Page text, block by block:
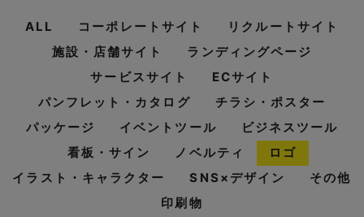
ALL コーポレートサイト
リクルートサイト
施設・店舗サイト
ランディングページ
サービスサイト
ECサイト
パンフレット・カタログ
チラシ・ポスター
パッケージ
イベントツール
ビジネスツール
看板・サイン
ノベルティ
ロゴ
イラスト・キャラクター
SNS×デザイン
その他
印刷物